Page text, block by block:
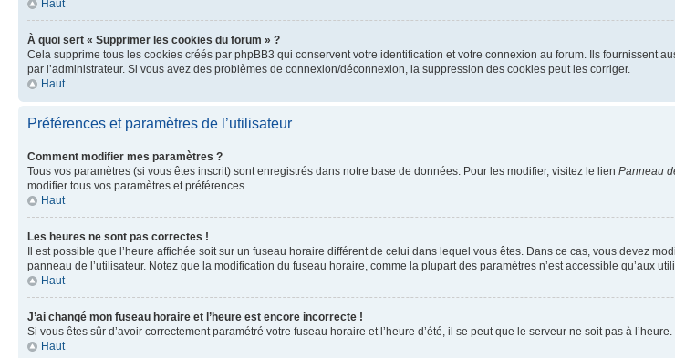
Haut
À quoi sert « Supprimer les cookies du forum » ?
Cela supprime tous les cookies créés par phpBB3 qui conservent votre identification et votre connexion au forum. Ils fournissent
par l’administrateur. Si vous avez des problèmes de connexion/déconnexion, la suppression des cookies peut les corriger.
Haut
Préférences et paramètres de l’utilisateur
Comment modifier mes paramètres ?
Tous vos paramètres (si vous êtes inscrit) sont enregistrés dans notre base de données. Pour les modifier, visitez le lien Panneau
modifier tous vos paramètres et préférences.
Haut
Les heures ne sont pas correctes !
Il est possible que l’heure affichée soit sur un fuseau horaire différent de celui dans lequel vous êtes. Dans ce cas, vous devez
panneau de l’utilisateur. Notez que la modification du fuseau horaire, comme la plupart des paramètres n’est accessible qu’aux
Haut
J’ai changé mon fuseau horaire et l’heure est encore incorrecte !
Si vous êtes sûr d’avoir correctement paramétré votre fuseau horaire et l’heure d’été, il se peut que le serveur ne soit pas à
Haut